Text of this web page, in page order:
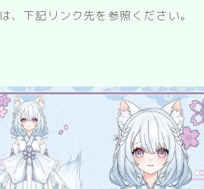
Restaurant/Cafe
countryside
病院
Shrine/temple
city
下記リンク先を参照ください。